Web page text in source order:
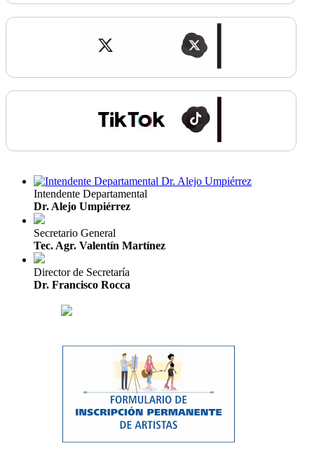
Intendente Departamental
Dr. Alejo Umpiérrez
Secretario General
Tec. Agr. Valentín Martínez
Director de Secretaría
Dr. Francisco Rocca